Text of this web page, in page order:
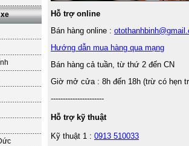
Hỗ trợ online
Bán hàng online :
Hướng dẫn mua hàng qua mạng
Bán hàng cả tuần, từ thứ 2 đến CN
Giờ mở cửa : 8h đến 18h (trừ có hẹn
----------------------
Hỗ trợ kỹ thuật
Kỹ thuật 1 : 0913 510033